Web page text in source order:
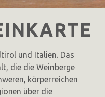
und Italien. Das
die die Weinberge
körperreichen
über die